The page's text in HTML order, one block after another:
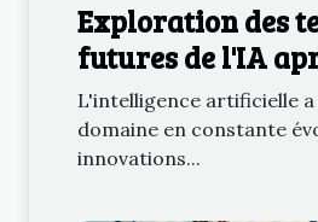
Exploration des
futures de l'IA
modèles ChatGPT
L'intelligence artificielle
domaine en constante
innovations...